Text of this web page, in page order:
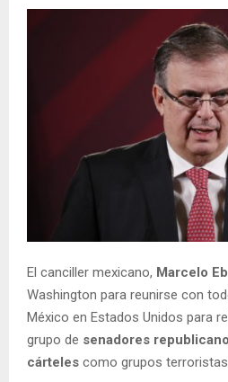
El canciller mexicano, Marcelo
Washington para reunirse con
México en Estados Unidos para
grupo de senadores
cárteles como grupos